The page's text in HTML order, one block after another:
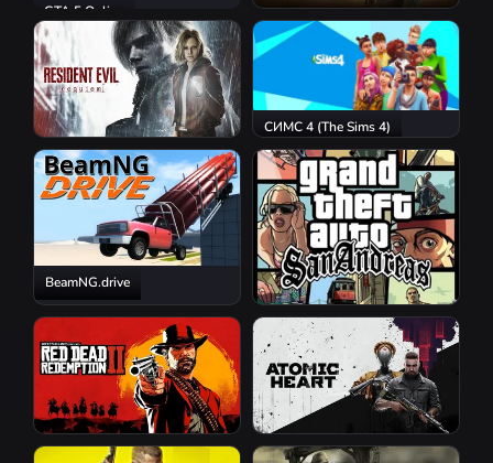
GTA 5 Online
S.T.A.L.K.E.R. 2: Heart of
Chornobyl
Resident Evil Requiem
СИМС 4 (The Sims 4)
BeamNG.drive
GTA San Andreas
Red Dead Redemption 2 Atomic Heart